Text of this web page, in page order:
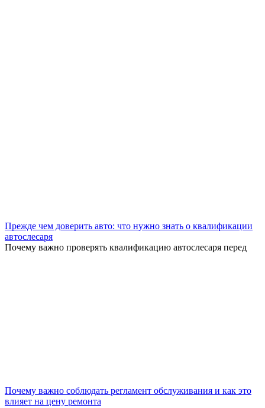
Прежде чем доверить авто: что нужно знать о квалификации
автослесаря
Почему важно проверять квалификацию автослесаря перед
Почему важно соблюдать регламент обслуживания и как это
влияет на цену ремонта